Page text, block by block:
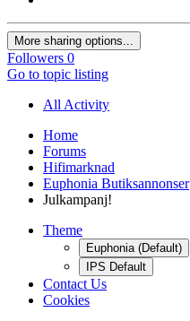
More sharing options...
Followers 0
Go to topic listing
All Activity
Home
Forums
Hifimarknad
Euphonia Butiksannonser
Julkampanj!
Theme
Euphonia (Default)
IPS Default
Contact Us
Cookies